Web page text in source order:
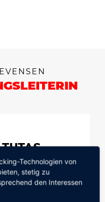
Aerobic
Technologien von
stetig zu
den Interessen